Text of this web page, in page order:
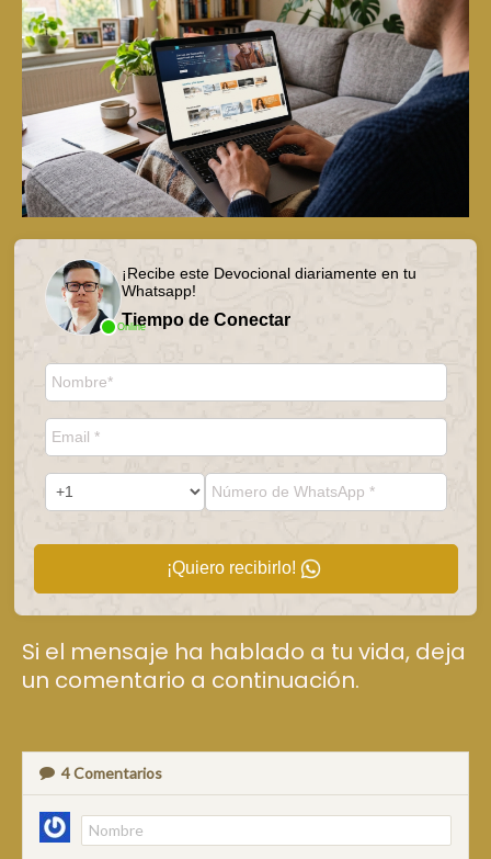
Online
¡Recibe este Devocional diariamente en tu
Whatsapp!
Tiempo de Conectar
¡Quiero recibirlo!
Si el mensaje ha hablado a tu vida, deja
un comentario a continuación.
4Comentarios